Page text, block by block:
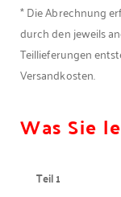
* Die Abrechnung
durch den jeweils
Teillieferungen
Versandkosten.
Was Sie
Teil 1